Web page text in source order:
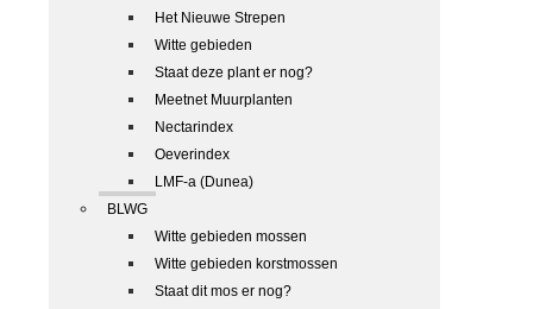
Het Nieuwe Strepen
Witte gebieden
Staat deze plant er nog?
Meetnet Muurplanten
Nectarindex
Oeverindex
LMF-a (Dunea)
BLWG
Witte gebieden mossen
Witte gebieden korstmossen
Staat dit mos er nog?